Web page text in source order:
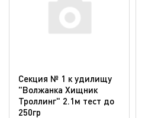
Секция № 1 к удилищу
"Волжанка Хищник
Троллинг" 2.1м тест до
250гр